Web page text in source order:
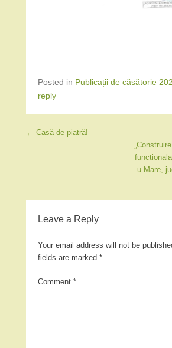
Posted in Publicații de căsătorie
reply
Post navigation
← Casă de piatră!
u Mare,
Leave a Reply
Your email address will not be
fields are marked *
Comment *